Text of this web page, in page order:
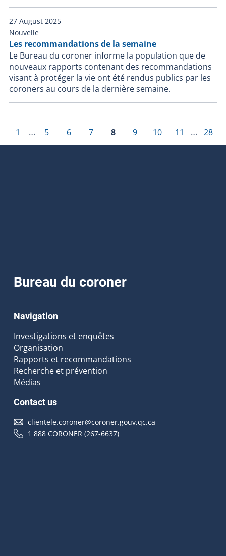
27 August 2025
Nouvelle
Les recommandations de la semaine
Le Bureau du coroner informe la population que de
nouveaux rapports contenant des recommandations
visant à protéger la vie ont été rendus publics par les
coroners au cours de la dernière semaine.
1 … 5 6 7 8 9 10 11 … 28
Bureau du coroner
Navigation
Investigations et enquêtes
Organisation
Rapports et recommandations
Recherche et prévention
Médias
Contact us
clientele.coroner@coroner.gouv.qc.ca
1 888 CORONER (267-6637)